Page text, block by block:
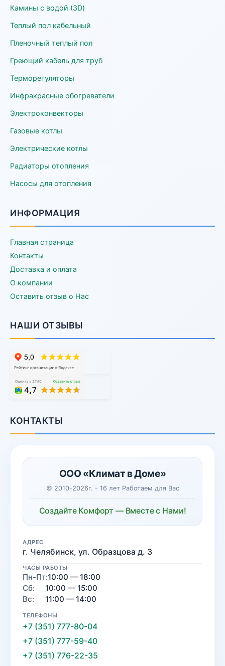
Камины с водой (3D)
Теплый пол кабельный
Пленочный теплый пол
Греющий кабель для труб
Терморегуляторы
Инфракрасные обогреватели
Электроконвекторы
Газовые котлы
Электрические котлы
Радиаторы отопления
Насосы для отопления
ИНФОРМАЦИЯ
Главная страница
Контакты
Доставка и оплата
О компании
Оставить отзыв о Нас
НАШИ ОТЗЫВЫ
КОНТАКТЫ
ООО «Климат в Доме»
© 2010-2026г. - 16 лет Работаем для Вас
Создайте Комфорт — Вместе с Нами!
АДРЕС
г. Челябинск, ул. Образцова д. 3
ЧАСЫ РАБОТЫ
Пн-Пт:10:00 — 18:00
Сб:
10:00 — 15:00
Вс:
11:00 — 14:00
ТЕЛЕФОНЫ
+7 (351) 777-80-04
+7 (351) 777-59-40
+7 (351) 776-22-35